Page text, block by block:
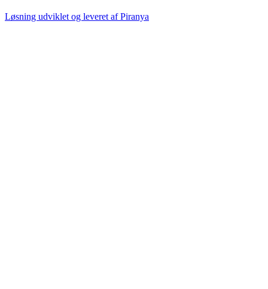
Løsning udviklet og leveret afPiranya